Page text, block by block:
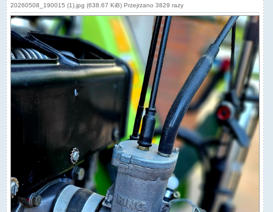
20260508_190015 (1).jpg (638.67 KiB) Przejrzano 3829 razy